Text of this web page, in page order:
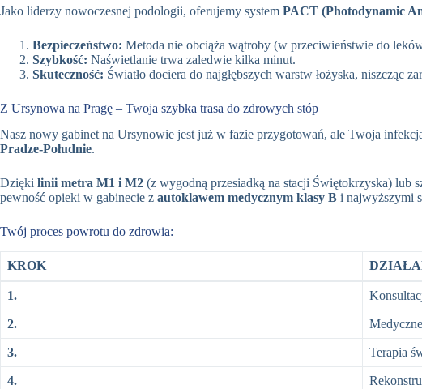
Jako liderzy nowoczesnej podologii, oferujemy system PACT (Photodynamic
Bezpieczeństwo: Metoda nie obciąża wątroby (w przeciwieństwie do
Szybkość: Naświetlanie trwa zaledwie kilka minut.
Skuteczność: Światło dociera do najgłębszych warstw łożyska, niszcząc
Z Ursynowa na Pragę – Twoja szybka trasa do zdrowych stóp
Nasz nowy gabinet na Ursynowie jest już w fazie przygotowań, ale Twoja
Pradze-Południe.
Dzięki linii metra M1 i M2 (z wygodną przesiadką na stacji Świętokrzyska) lub
pewność opieki w gabinecie z autoklawem medycznym klasy B i najwyższymi
Twój proces powrotu do zdrowia:
KROK
1.
2.
3. Terapia
4.